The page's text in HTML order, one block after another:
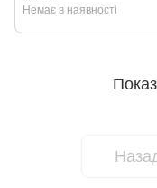
Немає в наявності